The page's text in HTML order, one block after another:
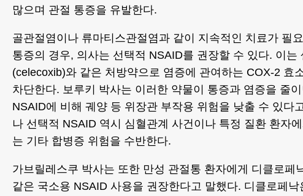
많으며 관절 통증을 유발한다.
골관절염이나 류마티스관절염과 같이 지속적인 치료가 필
통증의 경우, 의사는 선택적 NSAID를 권장할 수 있다. 이는
(celecoxib)와 같은 처방약으로 염증에 관여하는 COX-2 효
차단한다. 보루키 박사는 이러한 약물이 통증과 염증을 줄
NSAID에 비해 궤양 등 위장관 부작용 위험을 낮출 수 있다
나 선택적 NSAID 역시 심혈관계 사건이나 특정 질환 환자
는 기타 합병증 위험을 수반한다.
가브릴레스쿠 박사는 또한 만성 관절통 환자에게 디클로페
같은 국소용 NSAID 사용을 권장한다고 말했다. 디클로페낙